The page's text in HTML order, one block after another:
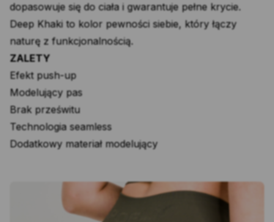
dopasowuje się do ciała i gwarantuje pełne krycie.
Deep Khaki to kolor pewności siebie, który łączy
naturę z funkcjonalnością.
ZALETY
Efekt push-up
Modelujący pas
Brak prześwitu
Technologia seamless
Dodatkowy materiał modelujący